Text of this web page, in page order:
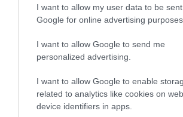
I want to allow my user data to be
Google for online advertising purposes.
I want to allow Google to send me
personalized advertising.
I want to allow Google to enable
related to analytics like cookies on
device identifiers in apps.
Βάλια Χατζηθεοδώρου: Διακοπές στη
Μύκονο με μαγιό – Οι πόζες της στη
θάλασσα που μαγνήτισαν τα βλέμματα
ΙΩΑΝΝΑ ΚΑΡΑ
08.08.2026 | 18:39
απογευματινές βουτιές με μαγιό–Οι
φωτογραφίες που ανέβασαν τη
θερμοκρασία!
ΙΩΑΝΝΑ ΠΥΛΟΥΔΗ